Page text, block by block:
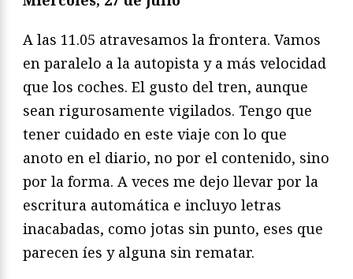
A las 11.05 atravesamos la frontera. Vamos
en paralelo a la autopista y a más velocidad
que los coches. El gusto del tren, aunque
sean rigurosamente vigilados. Tengo que
tener cuidado en este viaje con lo que
anoto en el diario, no por el contenido, sino
por la forma. A veces me dejo llevar por la
escritura automática e incluyo letras
inacabadas, como jotas sin punto, eses que
parecen íes y alguna sin rematar.